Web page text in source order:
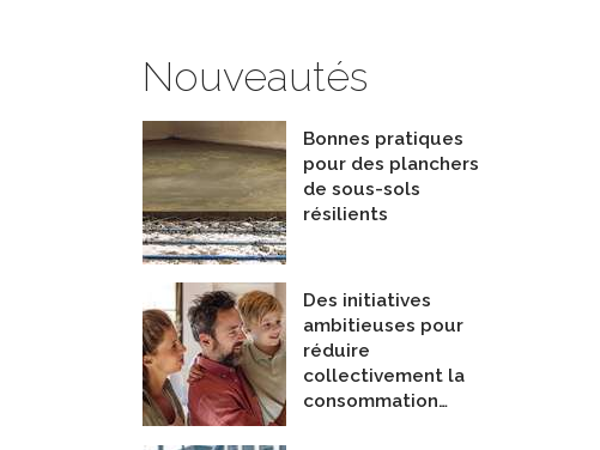
Nouveautés
Bonnes pratiques
pour des planchers
de sous-sols
résilients
Des initiatives
ambitieuses pour
réduire
collectivement la
consommation…